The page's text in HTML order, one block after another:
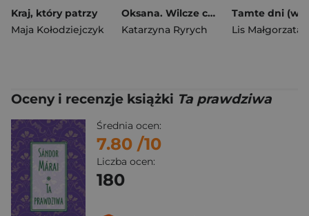
Kraj, który patrzy
Maja Kołodziejczyk
Oksana. Wilcze córki. Tom 3
Katarzyna Ryrych
Lis Małgorzata
Oceny i recenzje książki Ta prawdziwa
Średnia ocen:
7.80 /10
Liczba ocen:
180